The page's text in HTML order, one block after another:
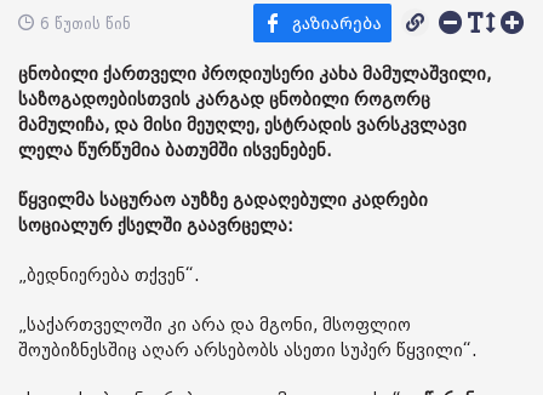
6 წუთის წინ
ცნობილი ქართველი პროდიუსერი კახა მამულაშვილი,
საზოგადოებისთვის კარგად ცნობილი როგორც
მამულიჩა, და მისი მეუღლე, ესტრადის ვარსკვლავი
ლელა წურწუმია ბათუმში ისვენებენ.
წყვილმა საცურაო აუზზე გადაღებული კადრები
სოციალურ ქსელში გაავრცელა:
„ბედნიერება თქვენ“.
„საქართველოში კი არა და მგონი, მსოფლიო
შოუბიზნესშიც აღარ არსებობს ასეთი სუპერ წყვილი“.